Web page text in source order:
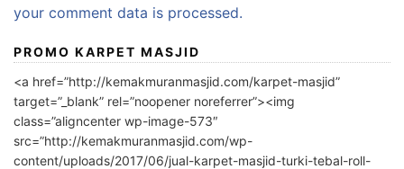
your comment data is processed.
PROMO KARPET MASJID
<a href=”http://kemakmuranmasjid.com/karpet-masjid”
target=”_blank” rel=”noopener noreferrer”><img
class=”aligncenter wp-image-573″
src=”http://kemakmuranmasjid.com/wp-
content/uploads/2017/06/jual-karpet-masjid-turki-tebal-roll-